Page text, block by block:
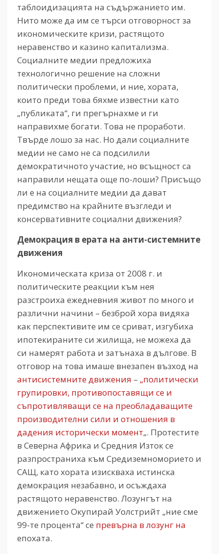
таблоидизацията на съдържанието им.
Нито може да им се търси отговорност за
икономическите кризи, растящото
неравенство и казино капитализма.
Социалните медии предложиха
технологично решение на сложни
политически проблеми, и ние, хората,
които преди това бяхме известни като
„публиката“, ги прегърнахме и ги
направихме богати. Това не проработи.
Твърде лошо за нас. Но дали социалните
медии не само не са подсилили
демократичното участие, но всъщност са
направили нещата още по-лоши? Присъщо
ли е на социалните медии да дават
предимство на крайните възгледи и
консервативните социални движения?
Демокрация в ерата на анти-системните
движения
Икономическата криза от 2008 г. и
политическите реакции към нея
разстроиха ежедневния живот по много и
различни начини – безброй хора видяха
как перспективите им се сриват, изгубиха
ипотекираните си жилища, не можеха да
си намерят работа и затънаха в дългове. В
отговор на това имаше внезапен възход на
антисистемните движения – „политически
групировки, противопоставящи се и
съпротивляващи се на преобладаващите
производителни сили и отношения в
дадения исторически момент„. Протестите
в Северна Африка и Средния Изток се
разпространиха към Средиземноморието и
САЩ, като хората изискваха истинска
демокрация незабавно, и осъждаха
растящото неравенство. Лозунгът на
движението Окупирай Уолстрийт „ние сме
99-те процента“ се превърна в лозунг на
епохата.